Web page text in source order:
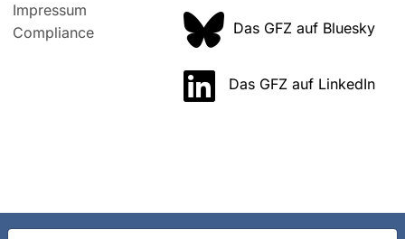
Impressum
Compliance
Das GFZ auf Bluesky
Das GFZ auf LinkedIn